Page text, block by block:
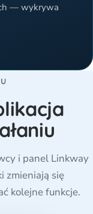
— wykrywa
i panel Linkway
zmieniają się
kolejne funkcje.